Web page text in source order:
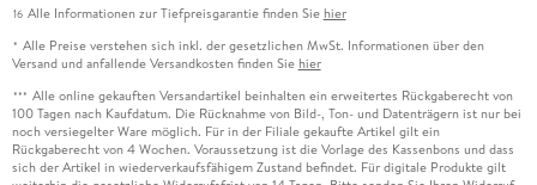
16 Alle Informationen zur Tiefpreisgarantie finden Sie hier
* Alle Preise verstehen sich inkl. der gesetzlichen MwSt. Informationen über den
Versand und anfallende Versandkosten finden Sie hier
*** Alle online gekauften Versandartikel beinhalten ein erweitertes Rückgaberecht von
100 Tagen nach Kaufdatum. Die Rücknahme von Bild-, Ton- und Datenträgern ist nur bei
noch versiegelter Ware möglich. Für in der Filiale gekaufte Artikel gilt ein
Rückgaberecht von 4 Wochen. Voraussetzung ist die Vorlage des Kassenbons und dass
sich der Artikel in wiederverkaufsfähigem Zustand befindet. Für digitale Produkte gilt